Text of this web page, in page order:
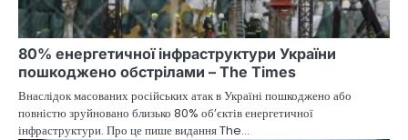
80% енергетичної інфраструктури України
пошкоджено обстрілами – The Times
Внаслідок масованих російських атак в Україні пошкоджено або
повністю зруйновано близько 80% об’єктів енергетичної
інфраструктури. Про це пише видання The…